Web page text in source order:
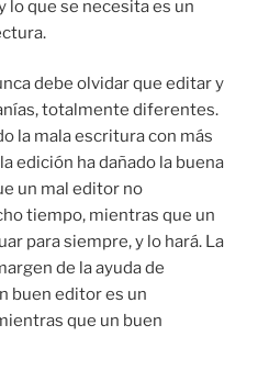
lo que se necesita es un
debe olvidar que editar y
totalmente diferentes.
la mala escritura con más
edición ha dañado la buena
un mal editor no
tiempo, mientras que un
para siempre, y lo hará. La
de la ayuda de
buen editor es un
que un buen